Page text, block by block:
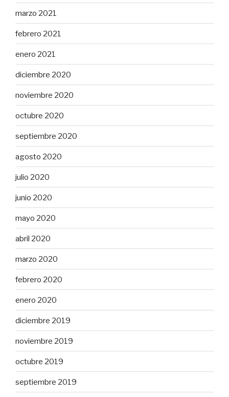
marzo 2021
febrero 2021
enero 2021
diciembre 2020
noviembre 2020
octubre 2020
septiembre 2020
agosto 2020
julio 2020
junio 2020
mayo 2020
abril 2020
marzo 2020
febrero 2020
enero 2020
diciembre 2019
noviembre 2019
octubre 2019
septiembre 2019